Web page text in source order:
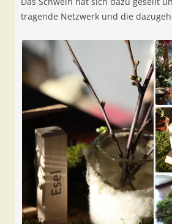
tragende Netzwerk und die